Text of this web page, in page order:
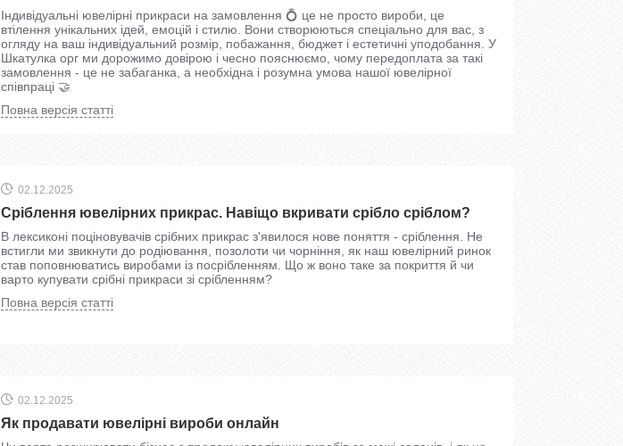
Індивідуальні ювелірні прикраси на замовлення 💍 це не просто вироби, це
втілення унікальних ідей, емоцій і стилю. Вони створюються спеціально для вас, з
огляду на ваш індивідуальний розмір, побажання, бюджет і естетичні уподобання. У
Шкатулка орг ми дорожимо довірою і чесно пояснюємо, чому передоплата за такі
замовлення - це не забаганка, а необхідна і розумна умова нашої ювелірної
співпраці 🤝
Повна версія статті
02.12.2025
Сріблення ювелірних прикрас. Навіщо вкривати срібло сріблом?
В лексиконі поціновувачів срібних прикрас з'явилося нове поняття - сріблення. Не
встигли ми звикнути до родіювання, позолоти чи чорніння, як наш ювелірний ринок
став поповнюватись виробами із посрібленням. Що ж воно таке за покриття й чи
варто купувати срібні прикраси зі срібленням?
Повна версія статті
02.12.2025
Як продавати ювелірні вироби онлайн